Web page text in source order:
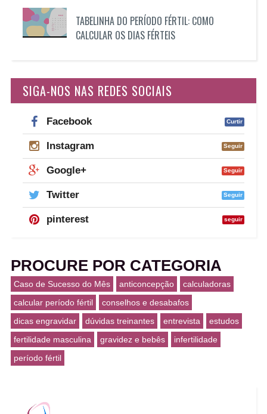
TABELINHA DO PERÍODO FÉRTIL: COMO
CALCULAR OS DIAS FÉRTEIS
SIGA-NOS NAS REDES SOCIAIS
Facebook Curtir
Instagram Seguir
Google+ Seguir
Twitter Seguir
pinterest seguir
PROCURE POR CATEGORIA
Caso de Sucesso do Mês anticoncepção
calculadoras
calcular período fértil
conselhos e desabafos
dicas engravidar
dúvidas treinantes entrevista
estudos
fertilidade masculina
gravidez e bebês
infertilidade
período fértil